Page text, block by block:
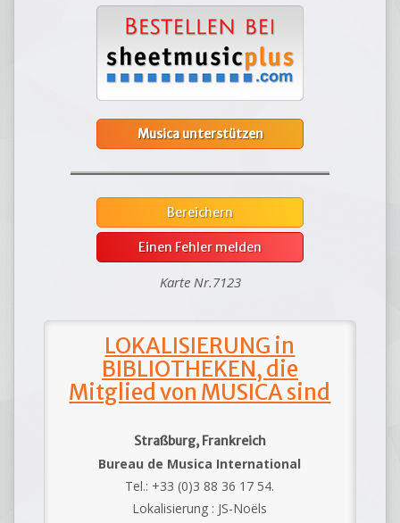
Musica unterstützen
Bereichern
Einen Fehler melden
Karte Nr.7123
LOKALISIERUNG in
BIBLIOTHEKEN, die
Mitglied von MUSICA sind
Straßburg, Frankreich
Bureau de Musica International
Tel.: +33 (0)3 88 36 17 54.
Lokalisierung : JS-Noëls